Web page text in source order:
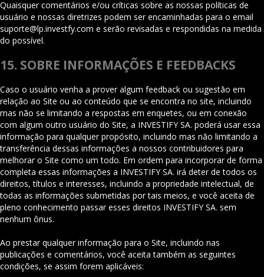
Quaisquer comentários e/ou críticas sobre as nossas políticas de
usuário e nossas diretrizes podem ser encaminhadas para o email
suporte@lp.investfy.com e serão revisadas e respondidas na medida
do possível.
15. SOBRE INFORMAÇÕES E FEEDBACKS
Caso o usuário venha a prover algum feedback ou sugestão em
relação ao Site ou ao conteúdo que se encontra no site, incluindo
mas não se limitando a respostas em enquetes, ou em conexão
com algum outro usuário do Site, a INVESTIFY SA. poderá usar essa
informação para qualquer propósito, incluindo mas não limitando a
transferência dessas informações a nossos contribuidores para
melhorar o Site como um todo. Em ordem para incorporar de forma
completa essas informações a INVESTIFY SA. irá deter de todos os
direitos, títulos e interesses, incluindo a propriedade intelectual, de
todas as informações submetidas por tais meios, e você aceita de
pleno conhecimento passar esses direitos INVESTIFY SA. sem
nenhum ônus.
Ao prestar qualquer informação para o Site, incluindo nas
publicações e comentários, você aceita também as seguintes
condições, se assim forem aplicáveis: